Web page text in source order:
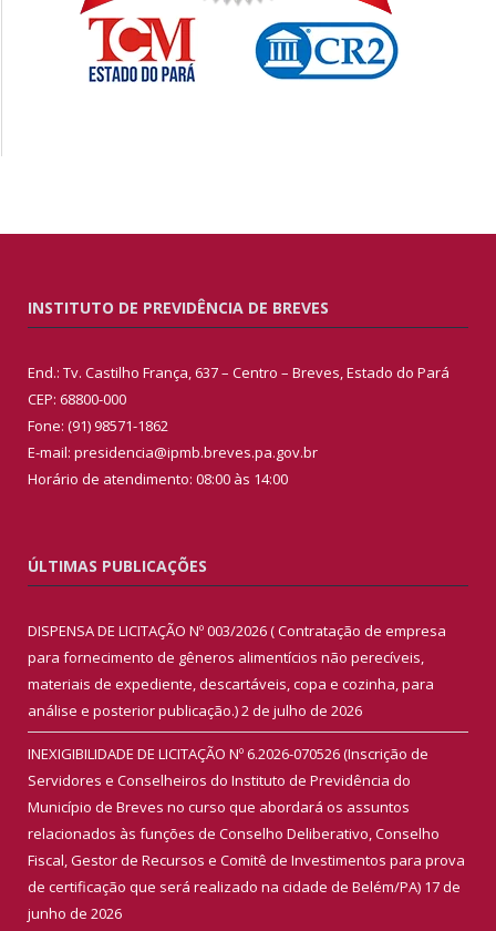
INSTITUTO DE PREVIDÊNCIA DE BREVES
End.: Tv. Castilho França, 637 – Centro – Breves, Estado do Pará
CEP: 68800-000
Fone: (91) 98571-1862
E-mail: presidencia@ipmb.breves.pa.gov.br
Horário de atendimento: 08:00 às 14:00
ÚLTIMAS PUBLICAÇÕES
DISPENSA DE LICITAÇÃO Nº 003/2026 ( Contratação de empresa
para fornecimento de gêneros alimentícios não perecíveis,
materiais de expediente, descartáveis, copa e cozinha, para
análise e posterior publicação.)2 de julho de 2026
INEXIGIBILIDADE DE LICITAÇÃO Nº 6.2026-070526 (Inscrição de
Servidores e Conselheiros do Instituto de Previdência do
Município de Breves no curso que abordará os assuntos
relacionados às funções de Conselho Deliberativo, Conselho
Fiscal, Gestor de Recursos e Comitê de Investimentos para prova
de certificação que será realizado na cidade de Belém/PA) 17 de
junho de 2026